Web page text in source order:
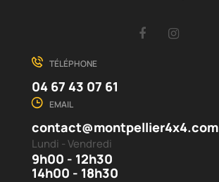
Facebook
TÉLÉPHONE
04 67 43 07 61
EMAIL
contact@montpellier4x4.com
Lundi - Vendredi
9h00 - 12h30
14h00 - 18h30